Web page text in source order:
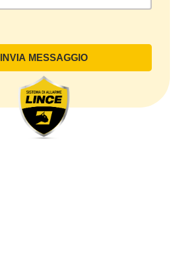
come altri dati necessari ai fini della
l’indirizzo). Con riferimento a
l’occasione per
i dati delle persone fisiche sono
come personali, mentre le persone
via generale escluse
del GDPR (artt. 1 e 4 del